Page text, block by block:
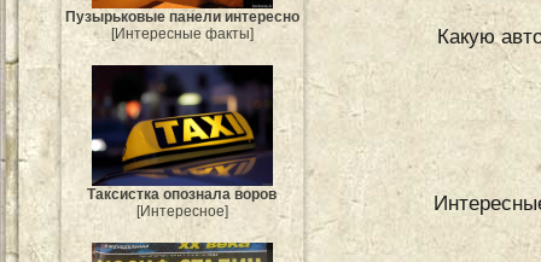
Пузырьковые панели интересно
[Интересные факты]
Таксистка опознала воров
[Интересное]
Какую